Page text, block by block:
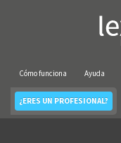
Cómo funciona Ayuda
¿ERES UN PROFESIONAL?